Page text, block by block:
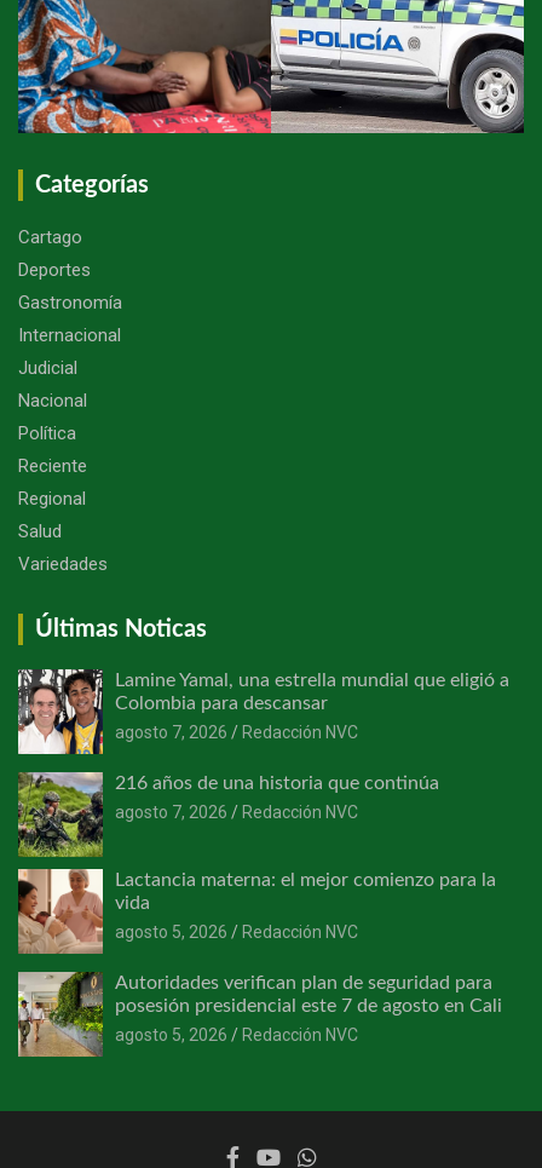
Categorías
Cartago
Deportes
Gastronomía
Internacional
Judicial
Nacional
Política
Reciente
Regional
Salud
Variedades
Últimas Noticas
Lamine Yamal, una estrella mundial que eligió a
Colombia para descansar
agosto 7, 2026
Redacción NVC
216 años de una historia que continúa
agosto 7, 2026
Redacción NVC
Lactancia materna: el mejor comienzo para la
vida
agosto 5, 2026
Redacción NVC
Autoridades verifican plan de seguridad para
posesión presidencial este 7 de agosto en Cali
agosto 5, 2026
Redacción NVC